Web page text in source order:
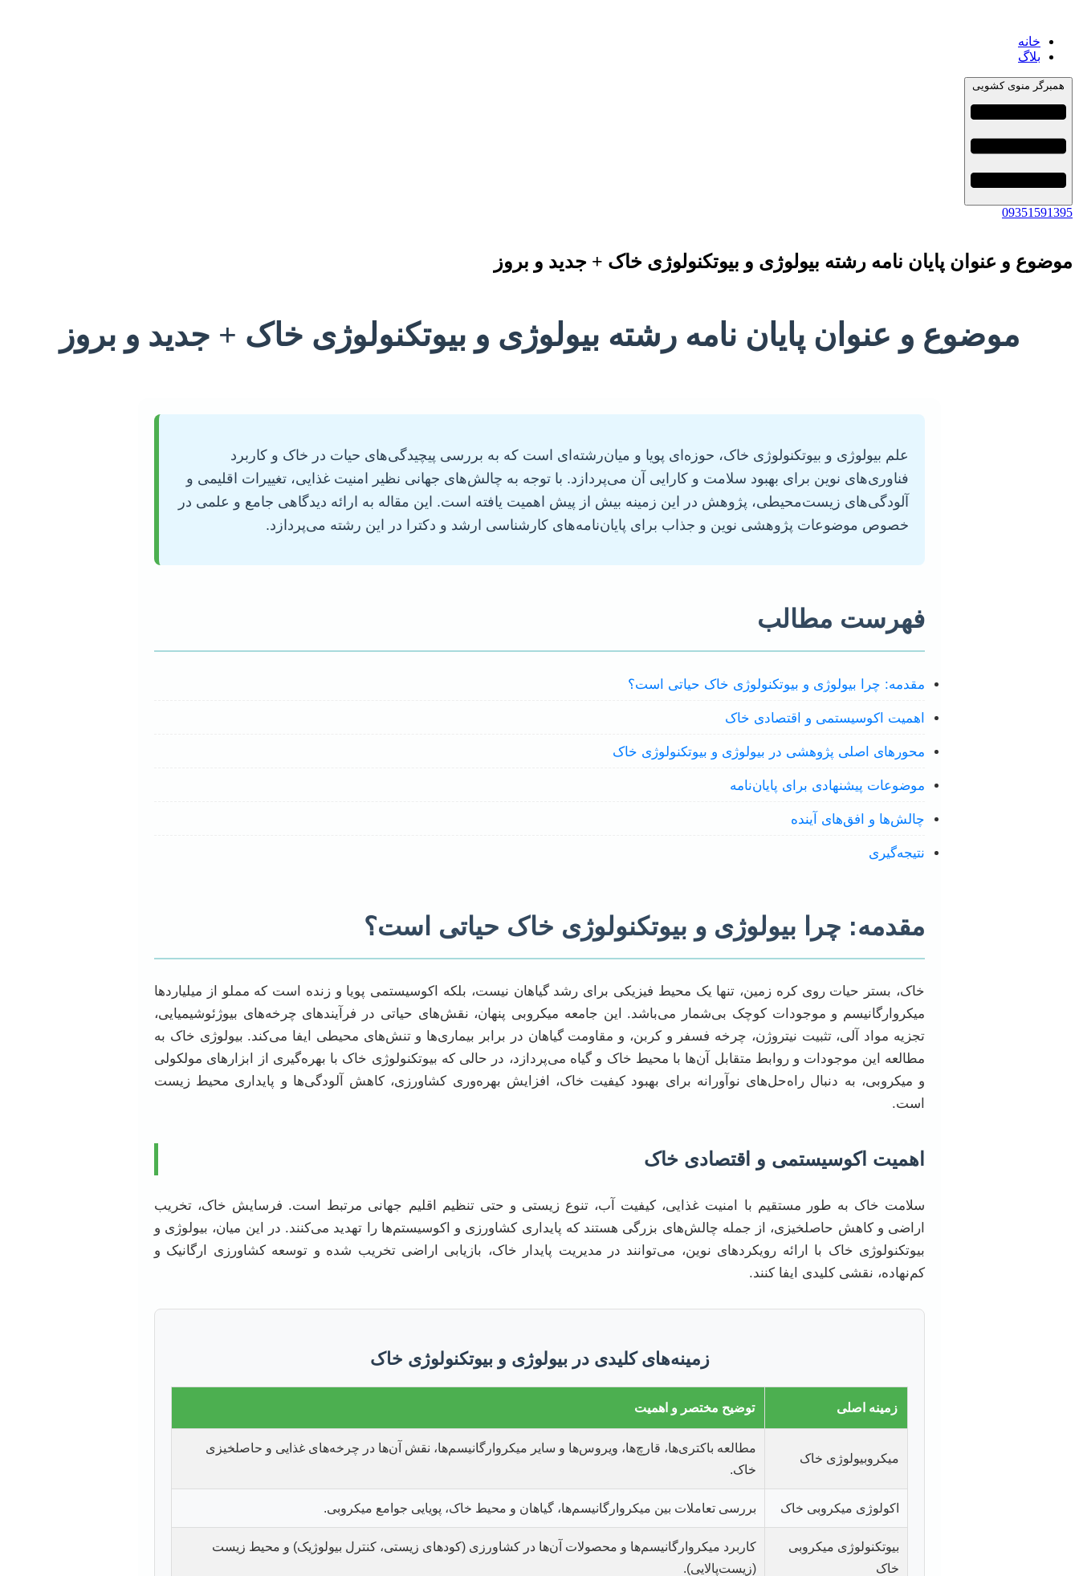
خانه
بلاگ
همبرگر منوی کشویی
09351591395
موضوع و عنوان پایان نامه رشته بیولوژی و بیوتکنولوژی خاک + جدید و بروز
موضوع و عنوان پایان نامه رشته بیولوژی و بیوتکنولوژی خاک + جدید و بروز
علم بیولوژی و بیوتکنولوژی خاک، حوزه‌ای پویا و میان‌رشته‌ای است که به بررسی پیچیدگی‌های حیات در خاک و کاربرد
فناوری‌های نوین برای بهبود سلامت و کارایی آن می‌پردازد. با توجه به چالش‌های جهانی نظیر امنیت غذایی، تغییرات اقلیمی و
آلودگی‌های زیست‌محیطی، پژوهش در این زمینه بیش از پیش اهمیت یافته است. این مقاله به ارائه دیدگاهی جامع و علمی در
خصوص موضوعات پژوهشی نوین و جذاب برای پایان‌نامه‌های کارشناسی ارشد و دکترا در این رشته می‌پردازد.
فهرست مطالب
مقدمه: چرا بیولوژی و بیوتکنولوژی خاک حیاتی است؟
اهمیت اکوسیستمی و اقتصادی خاک
محورهای اصلی پژوهشی در بیولوژی و بیوتکنولوژی خاک
موضوعات پیشنهادی برای پایان‌نامه
چالش‌ها و افق‌های آینده
نتیجه‌گیری
مقدمه: چرا بیولوژی و بیوتکنولوژی خاک حیاتی است؟
خاک، بستر حیات روی کره زمین، تنها یک محیط فیزیکی برای رشد گیاهان نیست، بلکه اکوسیستمی پویا و زنده است که مملو از میلیاردها
میکروارگانیسم و موجودات کوچک بی‌شمار می‌باشد. این جامعه میکروبی پنهان، نقش‌های حیاتی در فرآیندهای چرخه‌های بیوژئوشیمیایی،
تجزیه مواد آلی، تثبیت نیتروژن، چرخه فسفر و کربن، و مقاومت گیاهان در برابر بیماری‌ها و تنش‌های محیطی ایفا می‌کند. بیولوژی خاک به
مطالعه این موجودات و روابط متقابل آن‌ها با محیط خاک و گیاه می‌پردازد، در حالی که بیوتکنولوژی خاک با بهره‌گیری از ابزارهای مولکولی
و میکروبی، به دنبال راه‌حل‌های نوآورانه برای بهبود کیفیت خاک، افزایش بهره‌وری کشاورزی، کاهش آلودگی‌ها و پایداری محیط زیست
است.
اهمیت اکوسیستمی و اقتصادی خاک
سلامت خاک به طور مستقیم با امنیت غذایی، کیفیت آب، تنوع زیستی و حتی تنظیم اقلیم جهانی مرتبط است. فرسایش خاک، تخریب
اراضی و کاهش حاصلخیزی، از جمله چالش‌های بزرگی هستند که پایداری کشاورزی و اکوسیستم‌ها را تهدید می‌کنند. در این میان، بیولوژی و
بیوتکنولوژی خاک با ارائه رویکردهای نوین، می‌توانند در مدیریت پایدار خاک، بازیابی اراضی تخریب شده و توسعه کشاورزی ارگانیک و
کم‌نهاده، نقشی کلیدی ایفا کنند.
زمینه‌های کلیدی در بیولوژی و بیوتکنولوژی خاک
زمینه اصلی توضیح مختصر و اهمیت
میکروبیولوژی خاک
مطالعه باکتری‌ها، قارچ‌ها، ویروس‌ها و سایر میکروارگانیسم‌ها، نقش آن‌ها در چرخه‌های غذایی و حاصلخیزی
خاک.
اکولوژی میکروبی خاک بررسی تعاملات بین میکروارگانیسم‌ها، گیاهان و محیط خاک، پویایی جوامع میکروبی.
بیوتکنولوژی میکروبی
خاک
کاربرد میکروارگانیسم‌ها و محصولات آن‌ها در کشاورزی (کودهای زیستی، کنترل بیولوژیک) و محیط زیست
(زیست‌پالایی).